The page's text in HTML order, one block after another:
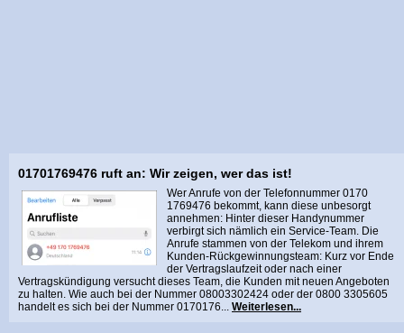
01701769476 ruft an: Wir zeigen, wer das ist!
Wer Anrufe von der Telefonnummer 0170
1769476 bekommt, kann diese unbesorgt
annehmen: Hinter dieser Handynummer
verbirgt sich nämlich ein Service-Team. Die
Anrufe stammen von der Telekom und ihrem
Kunden-Rückgewinnungsteam: Kurz vor Ende
der Vertragslaufzeit oder nach einer
Vertragskündigung versucht dieses Team, die Kunden mit neuen Angeboten
zu halten. Wie auch bei der Nummer 08003302424 oder der 0800 3305605
handelt es sich bei der Nummer 0170176... Weiterlesen...